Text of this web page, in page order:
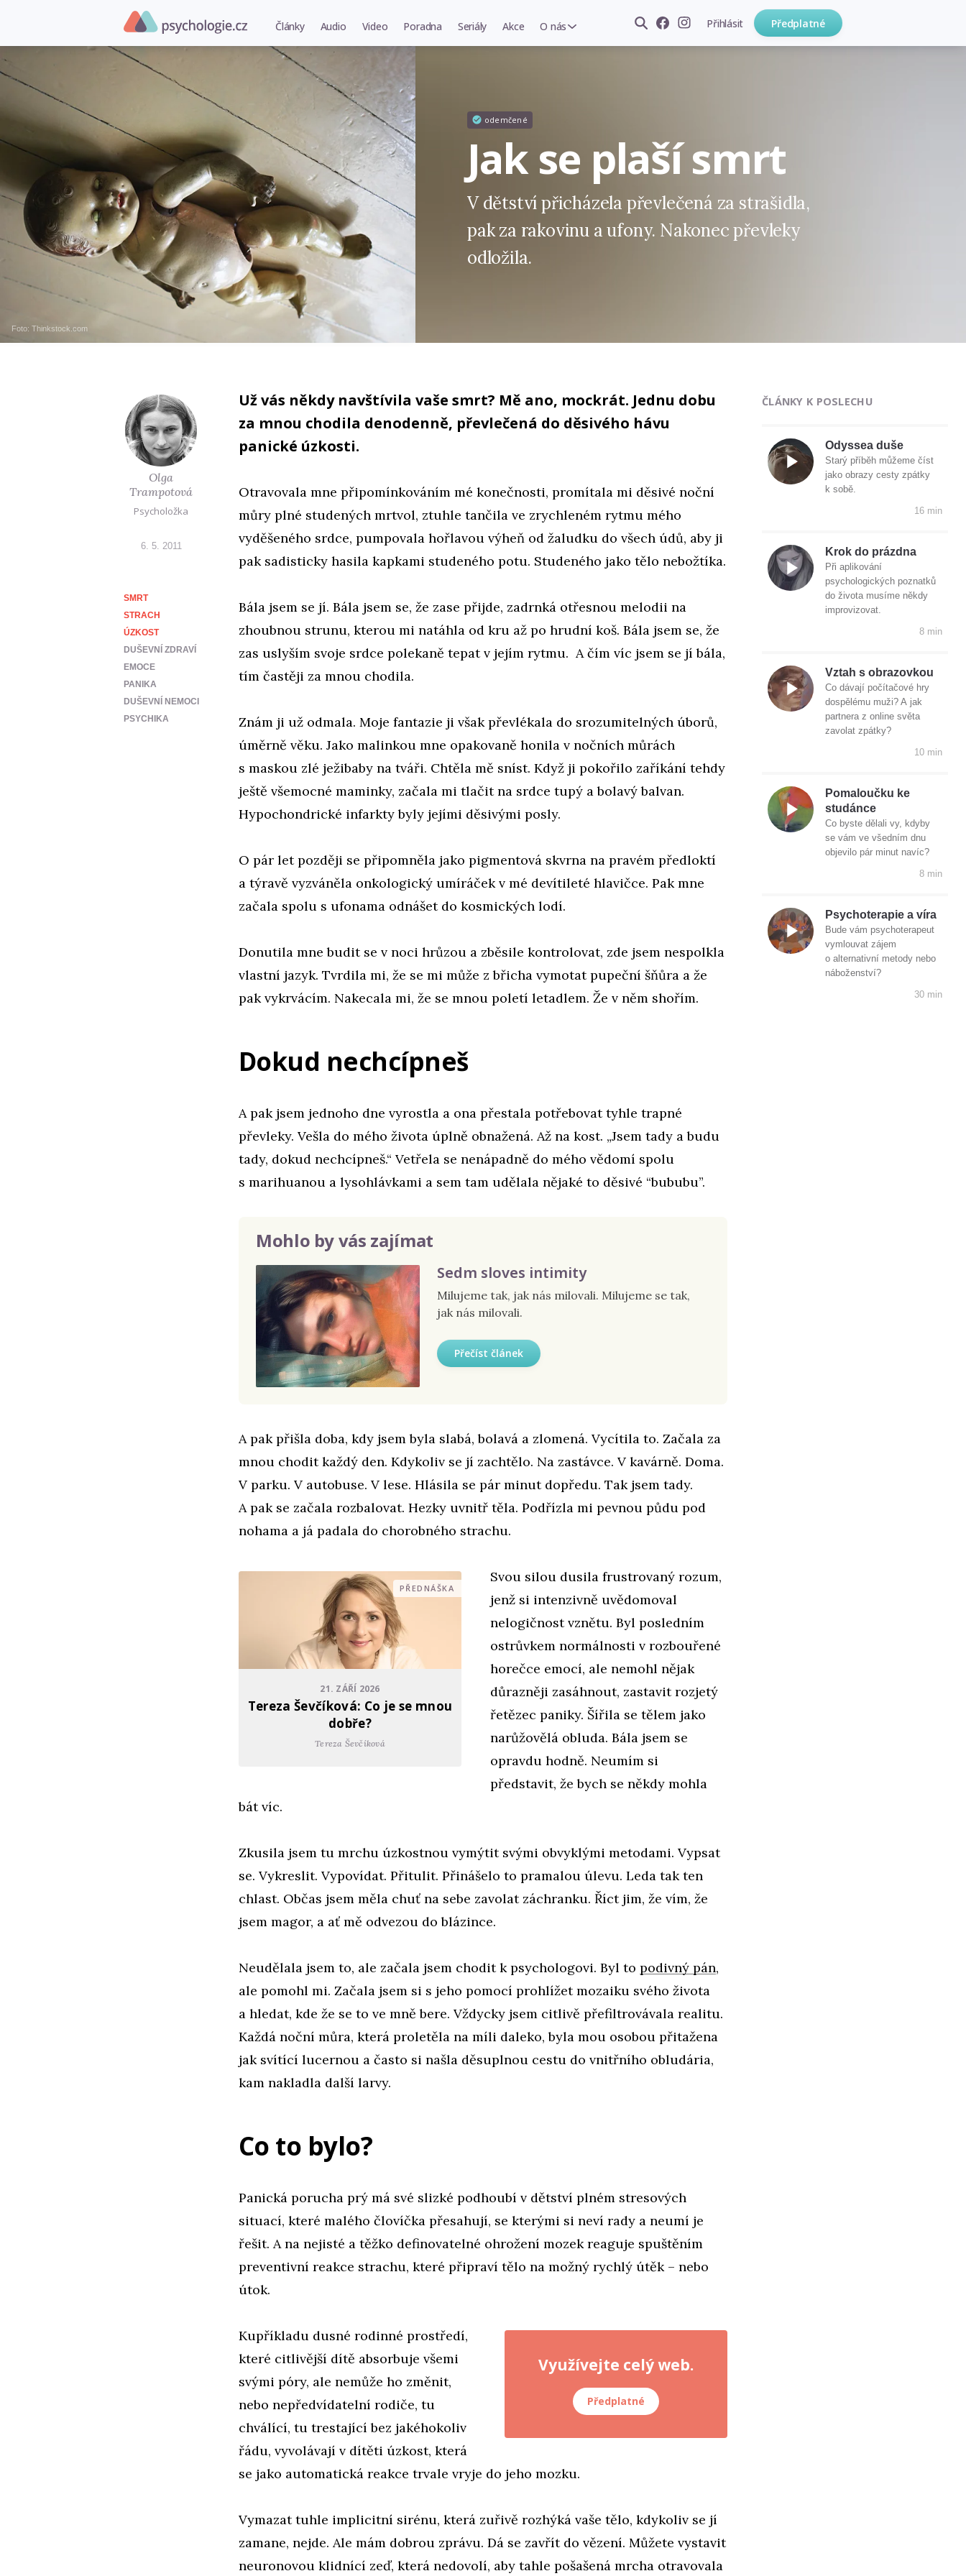
Články Audio Video Poradna Seriály Akce O nás Přihlásit Předplatné
Foto: Thinkstock.com
odemčené
Jak se plaší smrt
V dětství přicházela převlečená za strašidla,
pak za rakovinu a ufony. Nakonec převleky
odložila.
Olga
Trampotová
Psycholožka
6. 5. 2011
SMRT
STRACH
ÚZKOST
DUŠEVNÍ ZDRAVÍ
EMOCE
PANIKA
DUŠEVNÍ NEMOCI
PSYCHIKA
Už vás někdy navštívila vaše smrt? Mě ano, mockrát. Jednu dobu
za mnou chodila denodenně, převlečená do děsivého hávu
panické úzkosti.
Otravovala mne připomínkováním mé konečnosti, promítala mi děsivé noční
můry plné studených mrtvol, ztuhle tančila ve zrychleném rytmu mého
vyděšeného srdce, pumpovala hořlavou výheň od žaludku do všech údů, aby ji
pak sadisticky hasila kapkami studeného potu. Studeného jako tělo nebožtíka.
Bála jsem se jí. Bála jsem se, že zase přijde, zadrnká otřesnou melodii na
zhoubnou strunu, kterou mi natáhla od kru až po hrudní koš. Bála jsem se, že
zas uslyším svoje srdce polekaně tepat v jejím rytmu. A čím víc jsem se jí bála,
tím častěji za mnou chodila.
Znám ji už odmala. Moje fantazie ji však převlékala do srozumitelných úborů,
úměrně věku. Jako malinkou mne opakovaně honila v nočních můrách
s maskou zlé ježibaby na tváři. Chtěla mě sníst. Když ji pokořilo zaříkání tehdy
ještě všemocné maminky, začala mi tlačit na srdce tupý a bolavý balvan.
Hypochondrické infarkty byly jejími děsivými posly.
O pár let později se připomněla jako pigmentová skvrna na pravém předloktí
a týravě vyzváněla onkologický umíráček v mé devítileté hlavičce. Pak mne
začala spolu s ufonama odnášet do kosmických lodí.
Donutila mne budit se v noci hrůzou a zběsile kontrolovat, zde jsem nespolkla
vlastní jazyk. Tvrdila mi, že se mi může z břicha vymotat pupeční šňůra a že
pak vykrvácím. Nakecala mi, že se mnou poletí letadlem. Že v něm shořím.
Dokud nechcípneš
A pak jsem jednoho dne vyrostla a ona přestala potřebovat tyhle trapné
převleky. Vešla do mého života úplně obnažená. Až na kost. „Jsem tady a budu
tady, dokud nechcípneš.“ Vetřela se nenápadně do mého vědomí spolu
s marihuanou a lysohlávkami a sem tam udělala nějaké to děsivé “bububu”.
Mohlo by vás zajímat
Sedm sloves intimity
Milujeme tak, jak nás milovali. Milujeme se tak,
jak nás milovali.
Přečíst článek
A pak přišla doba, kdy jsem byla slabá, bolavá a zlomená. Vycítila to. Začala za
mnou chodit každý den. Kdykoliv se jí zachtělo. Na zastávce. V kavárně. Doma.
V parku. V autobuse. V lese. Hlásila se pár minut dopředu. Tak jsem tady.
A pak se začala rozbalovat. Hezky uvnitř těla. Podřízla mi pevnou půdu pod
nohama a já padala do chorobného strachu.
PŘEDNÁŠKA
21. ZÁŘÍ 2026
Tereza Ševčíková: Co je se mnou
dobře?
Tereza Ševčíková
Svou silou dusila frustrovaný rozum,
jenž si intenzivně uvědomoval
nelogičnost vznětu. Byl posledním
ostrůvkem normálnosti v rozbouřené
horečce emocí, ale nemohl nějak
důrazněji zasáhnout, zastavit rozjetý
řetězec paniky. Šířila se tělem jako
narůžovělá obluda. Bála jsem se
opravdu hodně. Neumím si
představit, že bych se někdy mohla
bát víc.
Zkusila jsem tu mrchu úzkostnou vymýtit svými obvyklými metodami. Vypsat
se. Vykreslit. Vypovídat. Přitulit. Přinášelo to pramalou úlevu. Leda tak ten
chlast. Občas jsem měla chuť na sebe zavolat záchranku. Říct jim, že vím, že
jsem magor, a ať mě odvezou do blázince.
Neudělala jsem to, ale začala jsem chodit k psychologovi. Byl to podivný pán,
ale pomohl mi. Začala jsem si s jeho pomocí prohlížet mozaiku svého života
a hledat, kde že se to ve mně bere. Vždycky jsem citlivě přefiltrovávala realitu.
Každá noční můra, která proletěla na míli daleko, byla mou osobou přitažena
jak svítící lucernou a často si našla děsuplnou cestu do vnitřního obludária,
kam nakladla další larvy.
Co to bylo?
Panická porucha prý má své slizké podhoubí v dětství plném stresových
situací, které malého človíčka přesahují, se kterými si neví rady a neumí je
řešit. A na nejisté a těžko definovatelné ohrožení mozek reaguje spuštěním
preventivní reakce strachu, které připraví tělo na možný rychlý útěk – nebo
útok.
Využívejte celý web.
Předplatné
Kupříkladu dusné rodinné prostředí,
které citlivější dítě absorbuje všemi
svými póry, ale nemůže ho změnit,
nebo nepředvídatelní rodiče, tu
chválící, tu trestající bez jakéhokoliv
řádu, vyvolávají v dítěti úzkost, která
se jako automatická reakce trvale vryje do jeho mozku.
Vymazat tuhle implicitní sirénu, která zuřivě rozhýká vaše tělo, kdykoliv se jí
zamane, nejde. Ale mám dobrou zprávu. Dá se zavřít do vězení. Můžete vystavit
neuronovou klidnící zeď, která nedovolí, aby tahle pošašená mrcha otravovala
ČLÁNKY K POSLECHU
Odyssea duše
Starý příběh můžeme číst
jako obrazy cesty zpátky
k sobě.
16 min
Krok do prázdna
Při aplikování
psychologických poznatků
do života musíme někdy
improvizovat.
8 min
Vztah s obrazovkou
Co dávají počítačové hry
dospělému muži? A jak
partnera z online světa
zavolat zpátky?
10 min
Pomaloučku ke
studánce
Co byste dělali vy, kdyby
se vám ve všedním dnu
objevilo pár minut navíc?
8 min
Psychoterapie a víra
Bude vám psychoterapeut
vymlouvat zájem
o alternativní metody nebo
náboženství?
30 min